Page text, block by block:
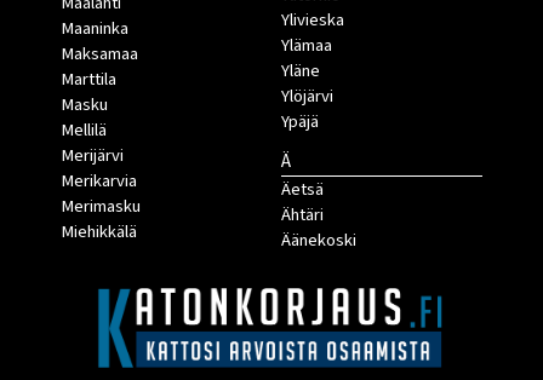
Maaninka
Maksamaa
Marttila
Masku
Mellilä
Merijärvi
Merikarvia
Merimasku
Miehikkälä
Ylivieska
Ylämaa
Yläne
Ylöjärvi
Ypäjä
Ä
Äetsä
Ähtäri
Äänekoski